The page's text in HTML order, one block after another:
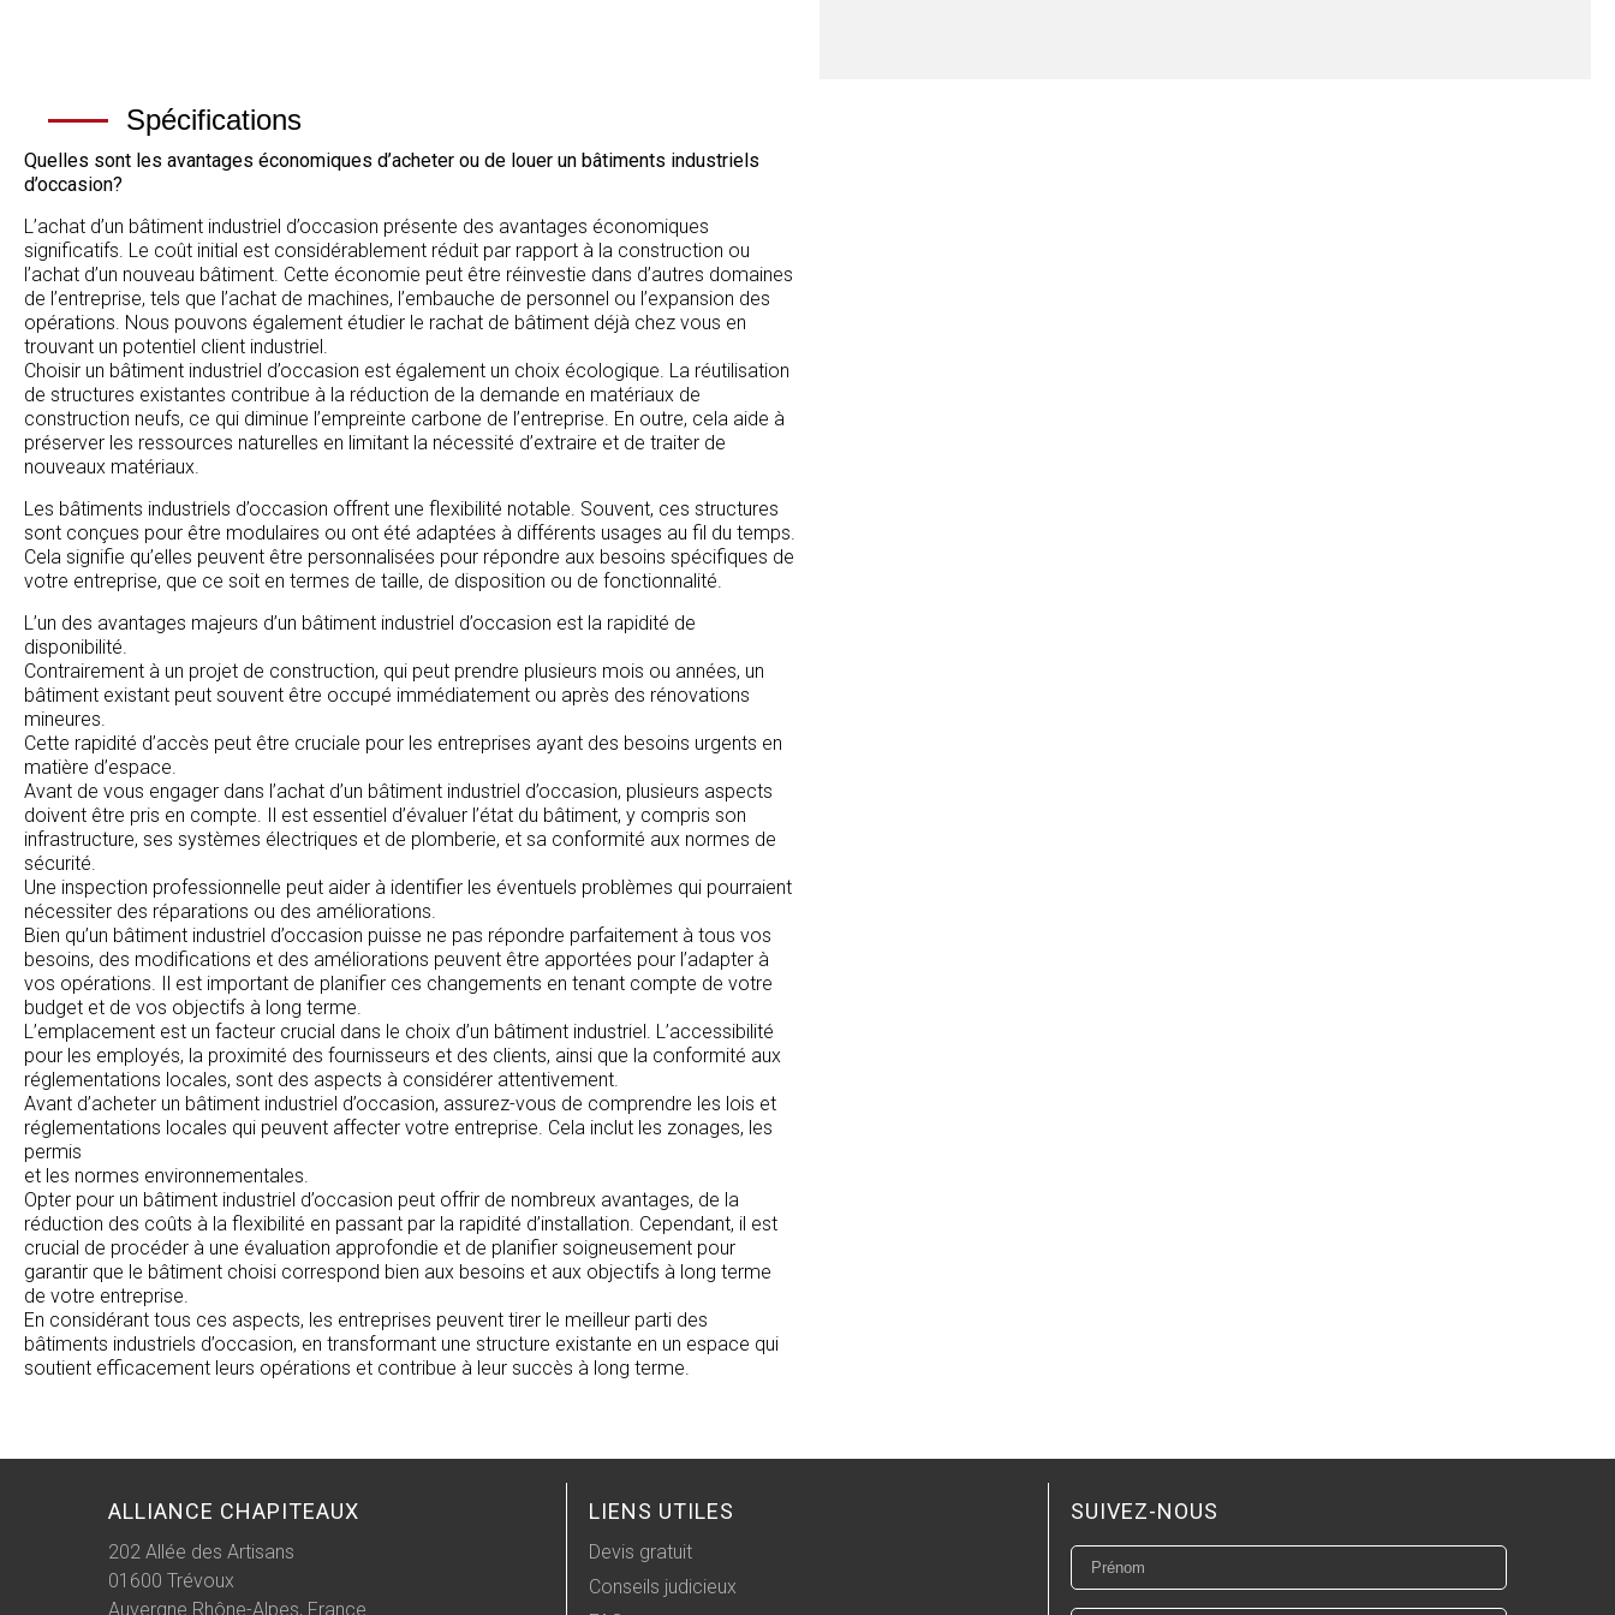
Spécifications
Quelles sont les avantages économiques d’acheter ou de louer un bâtiments industriels
d’occasion?
L’achat d’un bâtiment industriel d’occasion présente des avantages économiques
significatifs. Le coût initial est considérablement réduit par rapport à la construction ou
l’achat d’un nouveau bâtiment. Cette économie peut être réinvestie dans d’autres domaines
de l’entreprise, tels que l’achat de machines, l’embauche de personnel ou l’expansion des
opérations. Nous pouvons également étudier le rachat de bâtiment déjà chez vous en
trouvant un potentiel client industriel.
Choisir un bâtiment industriel d’occasion est également un choix écologique. La réutilisation
de structures existantes contribue à la réduction de la demande en matériaux de
construction neufs, ce qui diminue l’empreinte carbone de l’entreprise. En outre, cela aide à
préserver les ressources naturelles en limitant la nécessité d’extraire et de traiter de
nouveaux matériaux.
Les bâtiments industriels d’occasion offrent une flexibilité notable. Souvent, ces structures
sont conçues pour être modulaires ou ont été adaptées à différents usages au fil du temps.
Cela signifie qu’elles peuvent être personnalisées pour répondre aux besoins spécifiques de
votre entreprise, que ce soit en termes de taille, de disposition ou de fonctionnalité.
L’un des avantages majeurs d’un bâtiment industriel d’occasion est la rapidité de
disponibilité.
Contrairement à un projet de construction, qui peut prendre plusieurs mois ou années, un
bâtiment existant peut souvent être occupé immédiatement ou après des rénovations
mineures.
Cette rapidité d’accès peut être cruciale pour les entreprises ayant des besoins urgents en
matière d’espace.
Avant de vous engager dans l’achat d’un bâtiment industriel d’occasion, plusieurs aspects
doivent être pris en compte. Il est essentiel d’évaluer l’état du bâtiment, y compris son
infrastructure, ses systèmes électriques et de plomberie, et sa conformité aux normes de
sécurité.
Une inspection professionnelle peut aider à identifier les éventuels problèmes qui pourraient
nécessiter des réparations ou des améliorations.
Bien qu’un bâtiment industriel d’occasion puisse ne pas répondre parfaitement à tous vos
besoins, des modifications et des améliorations peuvent être apportées pour l’adapter à
vos opérations. Il est important de planifier ces changements en tenant compte de votre
budget et de vos objectifs à long terme.
L’emplacement est un facteur crucial dans le choix d’un bâtiment industriel. L’accessibilité
pour les employés, la proximité des fournisseurs et des clients, ainsi que la conformité aux
réglementations locales, sont des aspects à considérer attentivement.
Avant d’acheter un bâtiment industriel d’occasion, assurez-vous de comprendre les lois et
réglementations locales qui peuvent affecter votre entreprise. Cela inclut les zonages, les
permis
et les normes environnementales.
Opter pour un bâtiment industriel d’occasion peut offrir de nombreux avantages, de la
réduction des coûts à la flexibilité en passant par la rapidité d’installation. Cependant, il est
crucial de procéder à une évaluation approfondie et de planifier soigneusement pour
garantir que le bâtiment choisi correspond bien aux besoins et aux objectifs à long terme
de votre entreprise.
En considérant tous ces aspects, les entreprises peuvent tirer le meilleur parti des
bâtiments industriels d’occasion, en transformant une structure existante en un espace qui
soutient efficacement leurs opérations et contribue à leur succès à long terme.
ALLIANCE CHAPITEAUX
202 Allée des Artisans
01600 Trévoux
Auvergne Rhône-Alpes, France
LIENS UTILES
Devis gratuit
Conseils judicieux
SUIVEZ-NOUS